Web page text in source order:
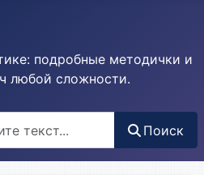
подробные методички и
любой сложности.
Поиск